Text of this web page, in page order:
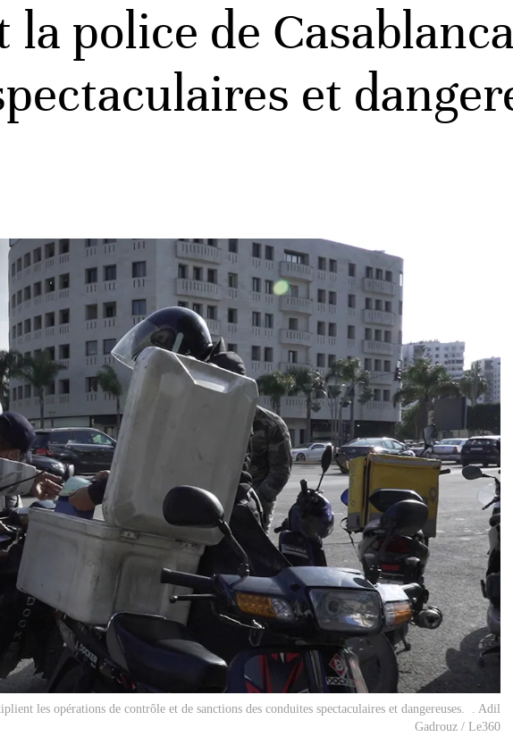
police de
et
les opérations de contrôle et de sanctions des conduites spectaculaires et dangereuses. . Adil
Gadrouz / Le360